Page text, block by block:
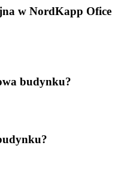
w NordKapp Ofice
budynku?